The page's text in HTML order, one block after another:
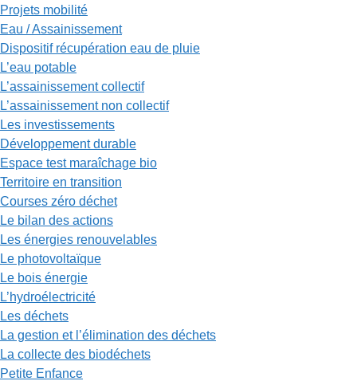
Projets mobilité
Eau / Assainissement
Dispositif récupération eau de pluie
L’eau potable
L’assainissement collectif
L’assainissement non collectif
Les investissements
Développement durable
Espace test maraîchage bio
Territoire en transition
Courses zéro déchet
Le bilan des actions
Les énergies renouvelables
Le photovoltaïque
Le bois énergie
L’hydroélectricité
Les déchets
La gestion et l’élimination des déchets
La collecte des biodéchets
Petite Enfance